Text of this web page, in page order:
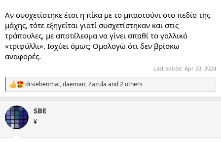
Αν συσχετίστηκε έτσι η πίκα με το μπαστούνι στο πεδίο της
μάχης, τότε εξηγείται γιατί συσχετίστηκαν και στις
τράπουλες, με αποτέλεσμα να γίνει σπαθί το γαλλικό
«τριφύλλι». Ισχύει όμως; Ομολογώ ότι δεν βρίσκω
αναφορές.
Last edited: Apr 23, 2024
R
e
c
t
i
drsiebenmal,daeman,Zazula and 2 others
SBE
¥